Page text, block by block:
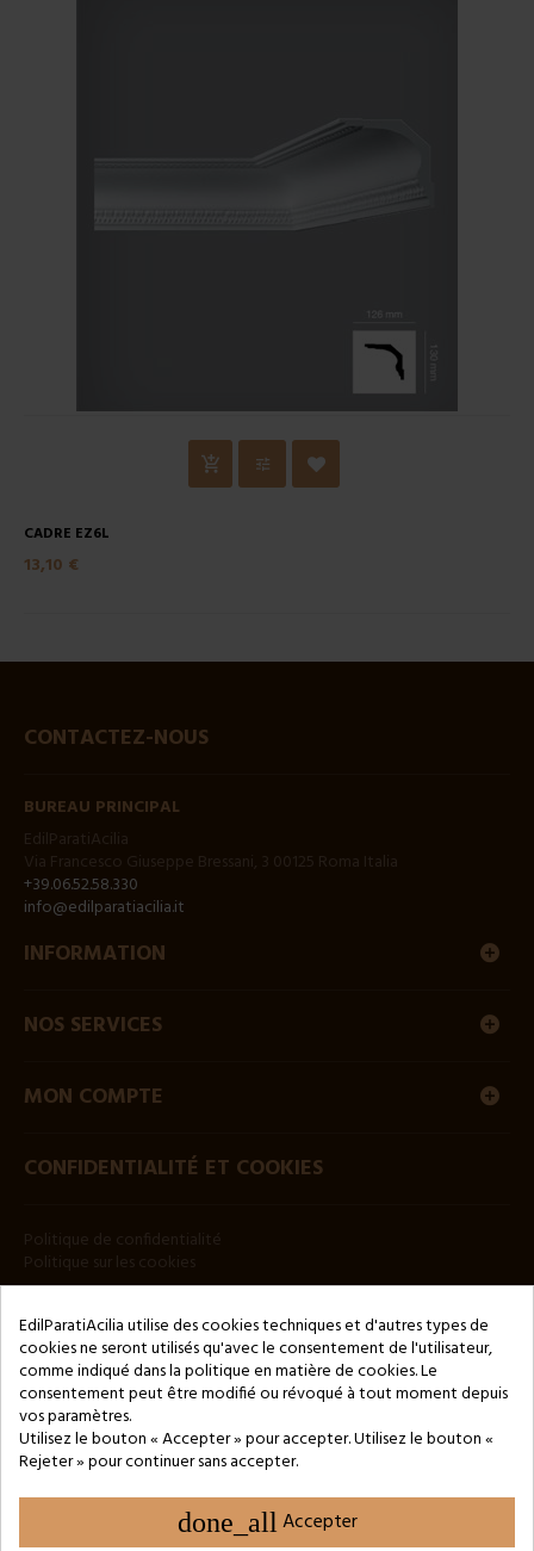
CADRE EZ6L
13,10 €
CONTACTEZ-NOUS
BUREAU PRINCIPAL
+39.06.52.58.330
info@edilparatiacilia.it
INFORMATION
NOS SERVICES
MON COMPTE
CONFIDENTIALITÉ ET COOKIES
Copyright © 2024 by 3Enne s.r.l.s. P.IVA/C.F.: 13466181008
Numéro d'enregistrement REA : RM-1449325 - Registre du
Commerce de Rome
Website Developed by M.Borzacchini - TestSide
EdilParatiAcilia utilise des cookies techniques et d'autres types de
cookies ne seront utilisés qu'avec le consentement de l'utilisateur,
comme indiqué dans la politique en matière de cookies. Le
consentement peut être modifié ou révoqué à tout moment depuis
vos paramètres.
Utilisez le bouton « Accepter » pour accepter. Utilisez le bouton «
Rejeter » pour continuer sans accepter.
done_all Accepter